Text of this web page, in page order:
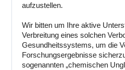
aufzustellen.
Wir bitten um Ihre aktive
Verbreitung eines solchen
Gesundheitssystems, um die
Forschungsergebnisse
sogenannten „chemischen